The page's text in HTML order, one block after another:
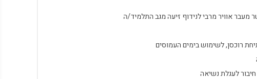
מעבר אוויר מרבי לנידוף זיעה מגב התלמיד/ה
לעגלת נשיאה